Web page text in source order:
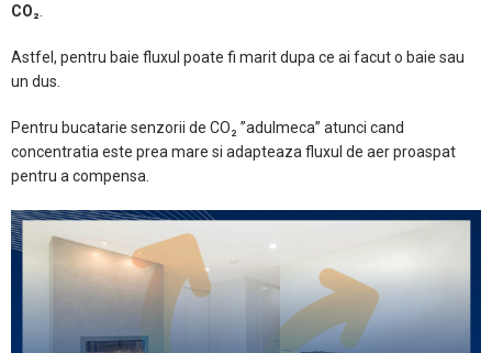
CO₂
Astfel, pentru baie fluxul poate fi marit dupa ce ai facut o baie sau
un dus.
Pentru bucatarie senzorii de CO₂ ”adulmeca” atunci cand
concentratia este prea mare si adapteaza fluxul de aer proaspat
pentru a compensa.